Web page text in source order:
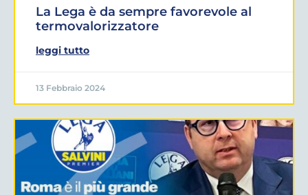
La Lega è da sempre favorevole al
termovalorizzatore
leggi tutto
13 Febbraio 2024